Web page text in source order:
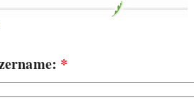
*
Beliebte Inhalte